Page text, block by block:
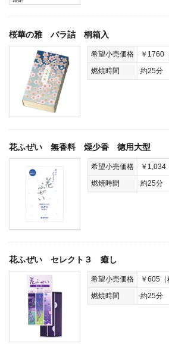
桜華の雅 バラ詰 桐箱入
希望小売価格
￥1760
燃焼時間
約25分
花ふぜい 無香料 煙少香 徳用大型
希望小売価格
￥1,034
燃焼時間
約25分
花ふぜい セレクト３ 癒し
希望小売価格
￥605（
燃焼時間
約25分